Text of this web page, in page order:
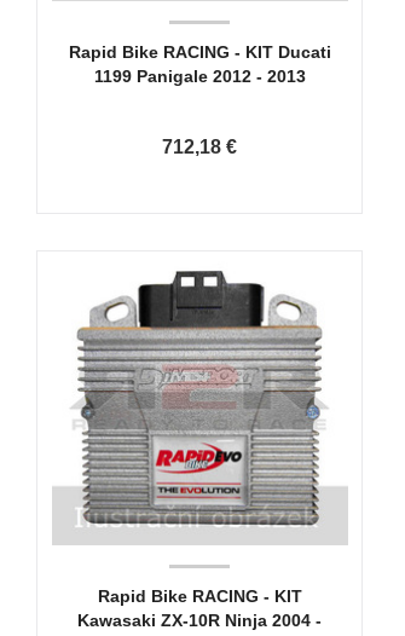
Rapid Bike RACING - KIT Ducati
1199 Panigale 2012 - 2013
712,18 €
Rapid Bike RACING - KIT
Kawasaki ZX-10R Ninja 2004 -